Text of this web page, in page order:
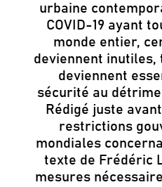
urbaine
COVID-19 ayant
monde entier,
deviennent inutiles,
deviennent
sécurité au
Rédigé juste
restrictions
mondiales
texte de Frédéric
mesures